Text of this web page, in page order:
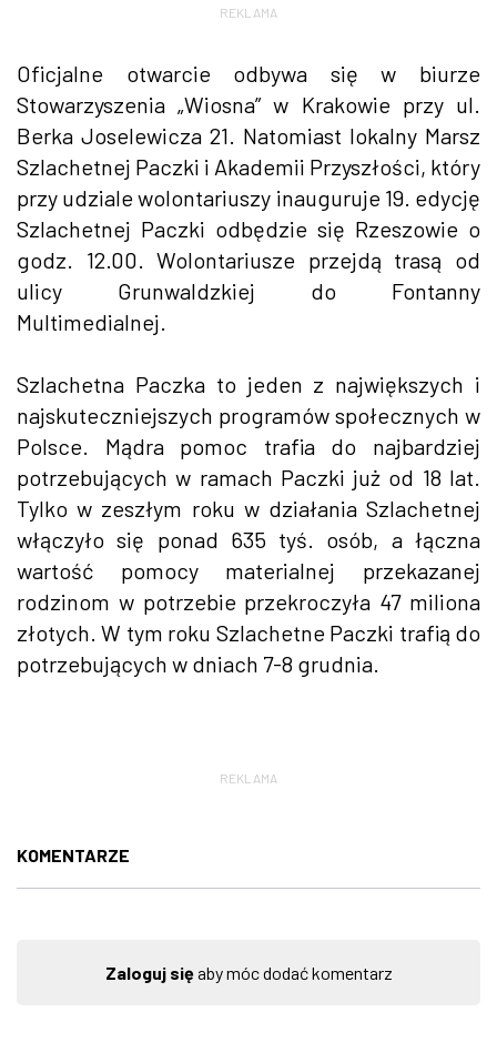
REKLAMA
Oficjalne otwarcie odbywa się w biurze
Stowarzyszenia „Wiosna” w Krakowie przy ul.
Berka Joselewicza 21. Natomiast lokalny Marsz
Szlachetnej Paczki i Akademii Przyszłości, który
przy udziale wolontariuszy inauguruje 19. edycję
Szlachetnej Paczki odbędzie się Rzeszowie o
godz. 12.00. Wolontariusze przejdą trasą od
ulicy Grunwaldzkiej do Fontanny
Multimedialnej.
Szlachetna Paczka to jeden z największych i
najskuteczniejszych programów społecznych w
Polsce. Mądra pomoc trafia do najbardziej
potrzebujących w ramach Paczki już od 18 lat.
Tylko w zeszłym roku w działania Szlachetnej
włączyło się ponad 635 tyś. osób, a łączna
wartość pomocy materialnej przekazanej
rodzinom w potrzebie przekroczyła 47 miliona
złotych. W tym roku Szlachetne Paczki trafią do
potrzebujących w dniach 7-8 grudnia.
REKLAMA
KOMENTARZE
Zaloguj sięaby móc dodać komentarz